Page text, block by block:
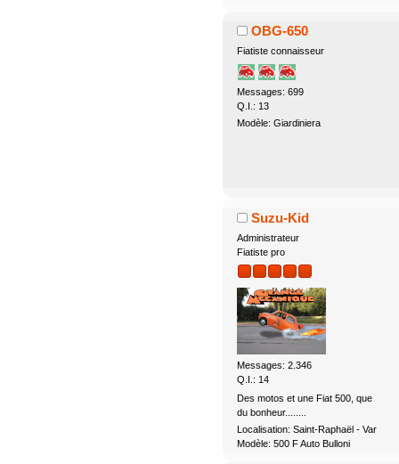
OBG-650
Fiatiste connaisseur
Messages: 699
Q.I.: 13
Modèle: Giardiniera
Suzu-Kid
Administrateur
Fiatiste pro
Messages: 2.346
Q.I.: 14
Des motos et une Fiat 500, que
du bonheur........
Localisation: Saint-Raphaël - Var
Modèle: 500 F Auto Bulloni